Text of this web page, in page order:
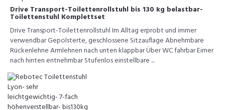
Drive Transport-Toilettenrollstuhl bis 130 kg belastbar-
Toilettenstuhl Komplettset
Drive Transport-Toilettenrollstuhl Im Alltag erprobt und immer
verwendbar Gepolsterte, geschlossene Sitzauflage Abnehmbare
Rückenlehne Armlehnen nach unten klappbar Über WC fahrbar Eimer
nach hinten entnehmbar Stufenlos einstellbare ...